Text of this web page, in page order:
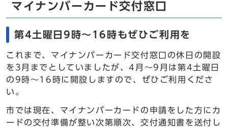
マイナンバーカード交付窓口
第4土曜日9時～16時もぜひご利用を
これまで、マイナンバーカード交付窓口の休日の開設
を3月までとしていましたが、4月～9月は第4土曜日
の9時～16時に開設しますので、ぜひご利用くださ
い。
市では現在、マイナンバーカードの申請をした方にカ
ードの交付準備が整い次第順次、交付通知書を送付し